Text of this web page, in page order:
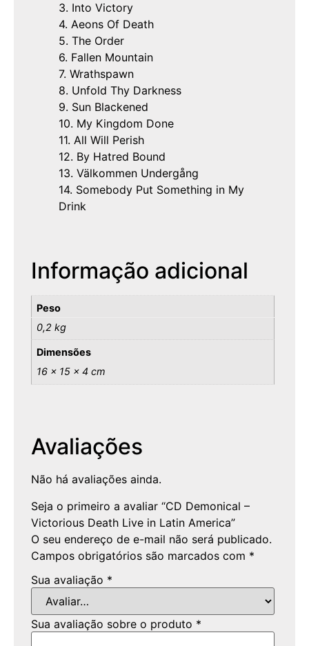
3. Into Victory
4. Aeons Of Death
5. The Order
6. Fallen Mountain
7. Wrathspawn
8. Unfold Thy Darkness
9. Sun Blackened
10. My Kingdom Done
11. All Will Perish
12. By Hatred Bound
13. Välkommen Undergång
14. Somebody Put Something in My
Drink
Informação adicional
Peso
0,2 kg
Dimensões
16 × 15 × 4 cm
Avaliações
Não há avaliações ainda.
Seja o primeiro a avaliar “CD Demonical –
Victorious Death Live in Latin America”
O seu endereço de e-mail não será publicado.
Campos obrigatórios são marcados com *
Sua avaliação *
Sua avaliação sobre o produto *